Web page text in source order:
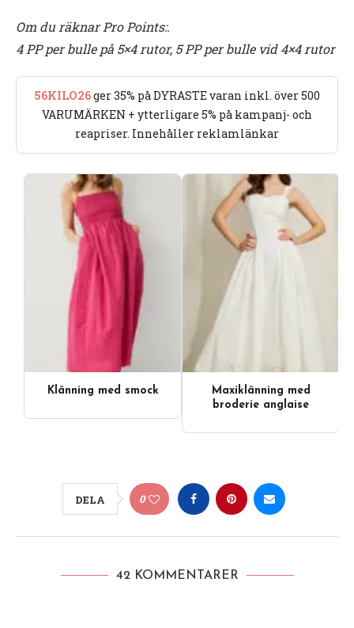
Om du räknar Pro Points:.
4 PP per bulle på 5×4 rutor, 5 PP per bulle vid 4×4 rutor
56KILO26ger 35% på DYRASTE varan inkl. över 500
VARUMÄRKEN + ytterligare 5% på kampanj- och
reapriser. Innehåller reklamlänkar
Klänning med smock
Maxiklänning med
broderie anglaise
DELA 0
42 KOMMENTARER